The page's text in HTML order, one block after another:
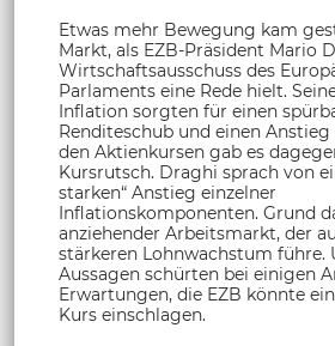
Etwas mehr Bewegung kam
Markt, als EZB-Präsident Mario
Wirtschaftsausschuss des
Parlaments eine Rede hielt.
Inflation sorgten für einen
Renditeschub und einen Anstieg
den Aktienkursen gab es
Kursrutsch. Draghi sprach von
starken“ Anstieg einzelner
Inflationskomponenten. Grund
anziehender Arbeitsmarkt, der
stärkeren Lohnwachstum führe.
Aussagen schürten bei einigen
Erwartungen, die EZB könnte
Kurs einschlagen.